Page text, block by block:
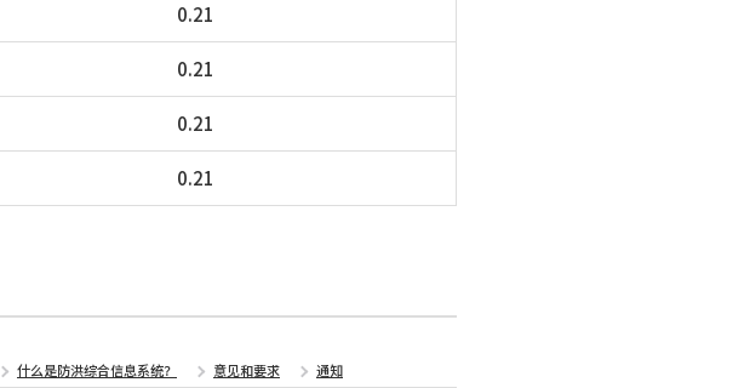
0.21
0.21
0.21
0.21
什么是防洪综合信息系统？ 意见和要求 通知